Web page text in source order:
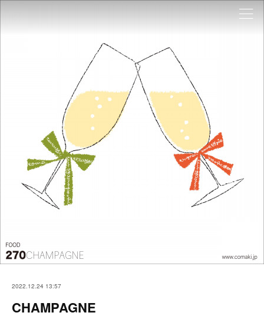
2022.12.24 13:57
CHAMPAGNE